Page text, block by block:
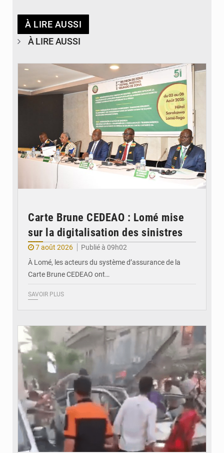
À LIRE AUSSI
À LIRE AUSSI
Carte Brune CEDEAO : Lomé mise
sur la digitalisation des sinistres
7 août 2026
Publié à 09h02
À Lomé, les acteurs du système d’assurance de la
Carte Brune CEDEAO ont…
SAVOIR PLUS